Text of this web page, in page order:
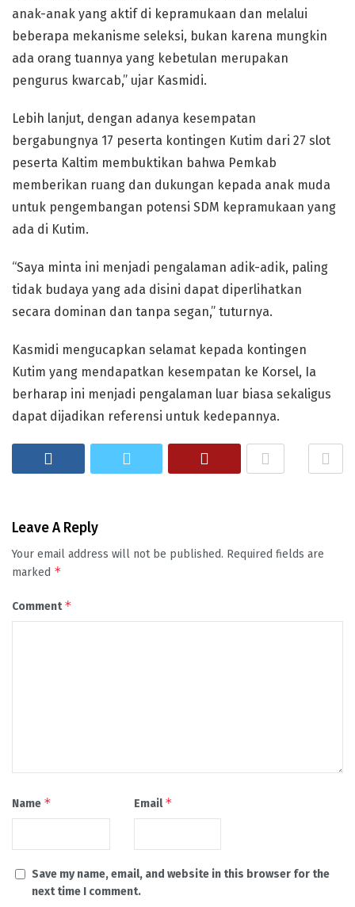
anak-anak yang aktif di kepramukaan dan melalui
beberapa mekanisme seleksi, bukan karena mungkin
ada orang tuannya yang kebetulan merupakan
pengurus kwarcab,” ujar Kasmidi.
Lebih lanjut, dengan adanya kesempatan
bergabungnya 17 peserta kontingen Kutim dari 27 slot
peserta Kaltim membuktikan bahwa Pemkab
memberikan ruang dan dukungan kepada anak muda
untuk pengembangan potensi SDM kepramukaan yang
ada di Kutim.
“Saya minta ini menjadi pengalaman adik-adik, paling
tidak budaya yang ada disini dapat diperlihatkan
secara dominan dan tanpa segan,” tuturnya.
Kasmidi mengucapkan selamat kepada kontingen
Kutim yang mendapatkan kesempatan ke Korsel, Ia
berharap ini menjadi pengalaman luar biasa sekaligus
dapat dijadikan referensi untuk kedepannya.
Leave A Reply
Your email address will not be published. Required fields are
marked *
Comment*
Name * Email*
Save my name, email, and website in this browser for the
next time I comment.